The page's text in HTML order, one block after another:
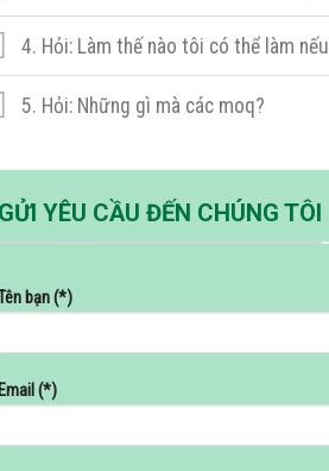
4. Hỏi: Làm thế nào tôi có thể làm
5. Hỏi: Những gì mà các moq?
YÊU CẦU ĐẾN CHÚNG TÔI
bạn (*)
(*)